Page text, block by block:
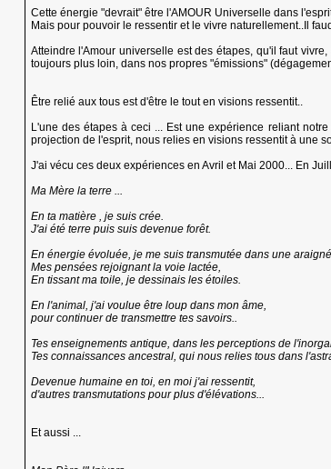
Cette énergie "devrait" être l'AMOUR Universelle dans
Mais pour pouvoir le ressentir et le vivre naturellement..Il
Atteindre l'Amour universelle est des étapes, qu'il faut
toujours plus loin, dans nos propres "émissions"
Être relié aux tous est d'être le tout en visions ressentit..
L'une des étapes à ceci ... Est une expérience reliant
projection de l'esprit, nous relies en visions ressentit à une
J'ai vécu ces deux expériences en Avril et Mai 2000... En
Ma Mère la terre ...
En ta matière , je suis crée.
J'ai été terre puis suis devenue forêt.
En énergie évoluée, je me suis transmutée dans une
Mes pensées rejoignant la voie lactée,
En tissant ma toile, je dessinais les étoiles.
En l'animal, j'ai voulue être loup dans mon âme,
pour continuer de transmettre tes savoirs..
Tes enseignements antique, dans les perceptions de
Tes connaissances ancestral, qui nous relies tous dans
Devenue humaine en toi, en moi j'ai ressentit,
d'autres transmutations pour plus d'élévations...
Et aussi ...